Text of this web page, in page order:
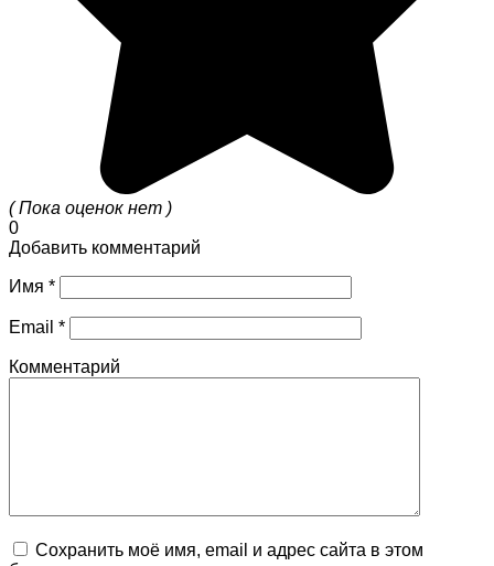
( Пока оценок нет )
0
Добавить комментарий
Имя *
Email *
Комментарий
Сохранить моё имя, email и адрес сайта в этом